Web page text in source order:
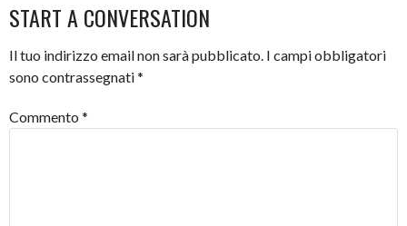
START A CONVERSATION
Il tuo indirizzo email non sarà pubblicato. I campi obbligatori
sono contrassegnati*
Commento *